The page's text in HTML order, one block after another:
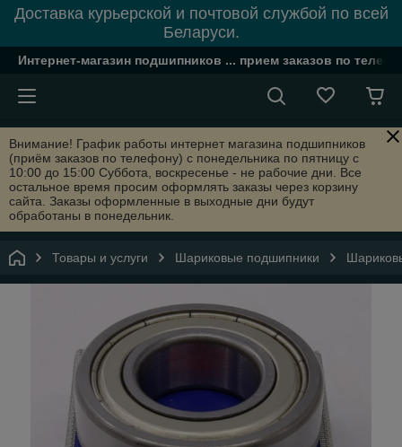
Доставка курьерской и почтовой службой по всей
Беларуси.
Интернет-магазин подшипников ... прием заказов по
Внимание! График работы интернет магазина подшипников
(приём заказов по телефону) с понедельника по пятницу с
10:00 до 15:00 Суббота, воскресенье - не рабочие дни. Все
остальное время просим оформлять заказы через корзину
сайта. Заказы оформленные в выходные дни будут
обработаны в понедельник.
Товары и услуги Шариковые подшипники